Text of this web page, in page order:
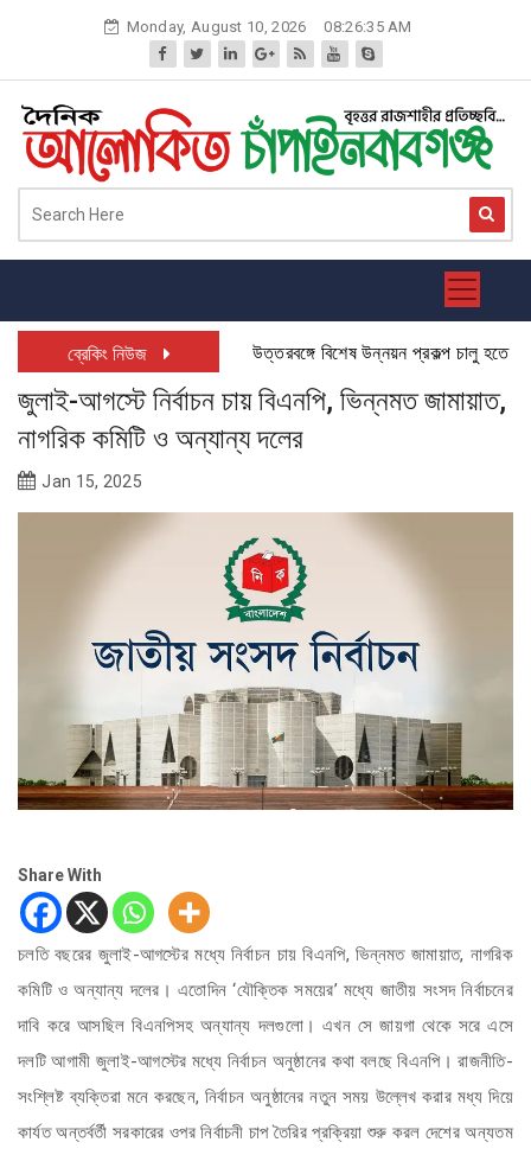
Monday, August 10, 2026 08:26:36 AM
ব্রেকিং নিউজ উত্তরবঙ্গে বিশেষ উন্নয়ন প্রকল্প চালু হতে
জুলাই-আগস্টে নির্বাচন চায় বিএনপি, ভিন্নমত জামায়াত,
নাগরিক কমিটি ও অন্যান্য দলের
Jan 15, 2025
Share With
চলতি বছরের জুলাই-আগস্টের মধ্যে নির্বাচন চায় বিএনপি, ভিন্নমত জামায়াত, নাগরিক
কমিটি ও অন্যান্য দলের। এতোদিন ‘যৌক্তিক সময়ের’ মধ্যে জাতীয় সংসদ নির্বাচনের
দাবি করে আসছিল বিএনপিসহ অন্যান্য দলগুলো। এখন সে জায়গা থেকে সরে এসে
দলটি আগামী জুলাই-আগস্টের মধ্যে নির্বাচন অনুষ্ঠানের কথা বলছে বিএনপি। রাজনীতি-
সংশ্লিষ্ট ব্যক্তিরা মনে করছেন, নির্বাচন অনুষ্ঠানের নতুন সময় উল্লেখ করার মধ্য দিয়ে
কার্যত অন্তর্বর্তী সরকারের ওপর নির্বাচনী চাপ তৈরির প্রক্রিয়া শুরু করল দেশের অন্যতম